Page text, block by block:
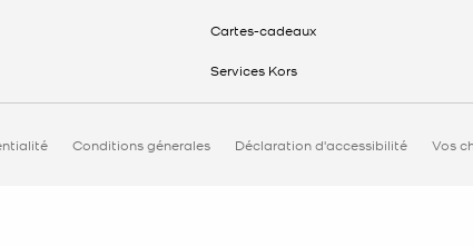
Cartes-cadeaux
Services Kors
Conditions génerales Déclaration d'accessibilité Vos